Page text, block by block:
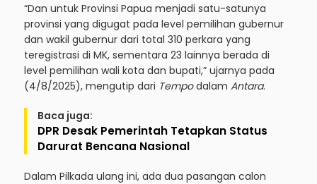
“Dan untuk Provinsi Papua menjadi satu-satunya
provinsi yang digugat pada level pemilihan gubernur
dan wakil gubernur dari total 310 perkara yang
teregistrasi di MK, sementara 23 lainnya berada di
level pemilihan wali kota dan bupati,” ujarnya pada
(4/8/2025), mengutip dari Tempodalam Antara.
Baca juga:
DPR Desak Pemerintah Tetapkan Status
Darurat Bencana Nasional
Dalam Pilkada ulang ini, ada dua pasangan calon